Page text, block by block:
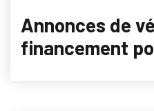
Annonces de
financement